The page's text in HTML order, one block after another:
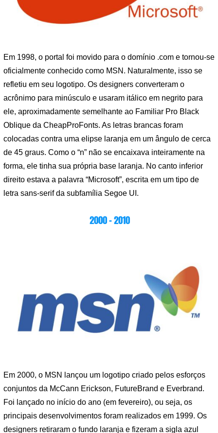
Em 1998, o portal foi movido para o domínio .com e tornou-se
oficialmente conhecido como MSN. Naturalmente, isso se
refletiu em seu logotipo. Os designers converteram o
acrônimo para minúsculo e usaram itálico em negrito para
ele, aproximadamente semelhante ao Familiar Pro Black
Oblique da CheapProFonts. As letras brancas foram
colocadas contra uma elipse laranja em um ângulo de cerca
de 45 graus. Como o “n” não se encaixava inteiramente na
forma, ele tinha sua própria base laranja. No canto inferior
direito estava a palavra “Microsoft”, escrita em um tipo de
letra sans-serif da subfamília Segoe UI.
2000 – 2010
Em 2000, o MSN lançou um logotipo criado pelos esforços
conjuntos da McCann Erickson, FutureBrand e Everbrand.
Foi lançado no início do ano (em fevereiro), ou seja, os
principais desenvolvimentos foram realizados em 1999. Os
designers retiraram o fundo laranja e fizeram a sigla azul